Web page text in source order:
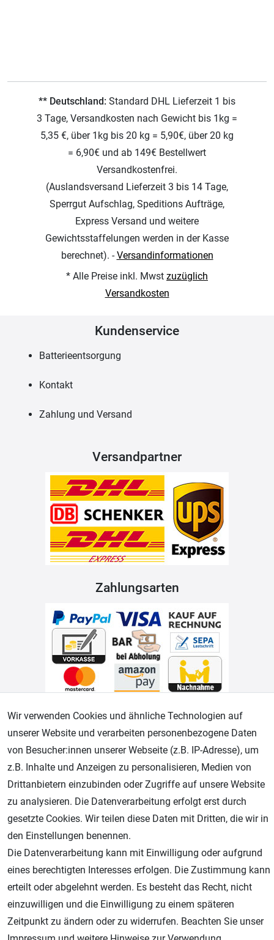
** Deutschland: Standard DHL Lieferzeit 1 bis
3 Tage, Versandkosten nach Gewicht bis 1kg =
5,35 €, über 1kg bis 20 kg = 5,90€, über 20 kg
= 6,90€ und ab 149€ Bestellwert
Versandkostenfrei.
(Auslandsversand Lieferzeit 3 bis 14 Tage,
Sperrgut Aufschlag, Speditions Aufträge,
Express Versand und weitere
Gewichtsstaffelungen werden in der Kasse
berechnet). -Versandinformationen
* Alle Preise inkl. Mwst zuzüglich
Versandkosten
Kundenservice
Batterieentsorgung
Kontakt
Zahlung und Versand
Versandpartner
Zahlungsarten
Geprüfter Shop
AGB Widerrufsrecht Datenschutz Impressum
Unsere weiteren Shops:
Schmincke-City.de
Schmincke Künstlerfarben das Gesamtsortiment
Wir verwenden Cookies und ähnliche Technologien auf
unserer Website und verarbeiten personenbezogene Daten
von Besucher:innen unserer Webseite (z.B. IP-Adresse), um
z.B. Inhalte und Anzeigen zu personalisieren, Medien von
Drittanbietern einzubinden oder Zugriffe auf unsere Website
zu analysieren. Die Datenverarbeitung erfolgt erst durch
gesetzte Cookies. Wir teilen diese Daten mit Dritten, die wir in
den Einstellungen benennen.
Die Datenverarbeitung kann mit Einwilligung oder aufgrund
eines berechtigten Interesses erfolgen. Die Zustimmung kann
erteilt oder abgelehnt werden. Es besteht das Recht, nicht
einzuwilligen und die Einwilligung zu einem späteren
Zeitpunkt zu ändern oder zu widerrufen. Beachten Sie unser